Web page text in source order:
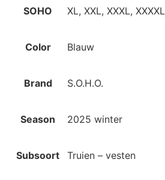
SOHO XL, XXL, XXXL, XXXXL
Color Blauw
Brand S.O.H.O.
Season 2025 winter
Subsoort Truien – vesten